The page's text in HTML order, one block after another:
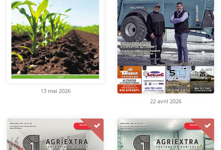
13 mai 2026
22 avril 2026